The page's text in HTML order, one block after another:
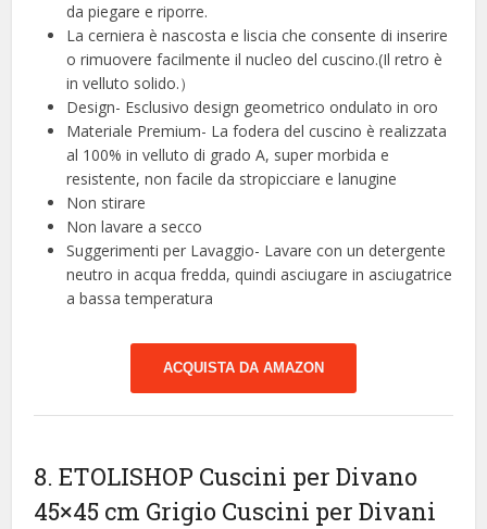
da piegare e riporre.
La cerniera è nascosta e liscia che consente di inserire
o rimuovere facilmente il nucleo del cuscino.(Il retro è
in velluto solido.）
Design- Esclusivo design geometrico ondulato in oro
Materiale Premium- La fodera del cuscino è realizzata
al 100% in velluto di grado A, super morbida e
resistente, non facile da stropicciare e lanugine
Non stirare
Non lavare a secco
Suggerimenti per Lavaggio- Lavare con un detergente
neutro in acqua fredda, quindi asciugare in asciugatrice
a bassa temperatura
ACQUISTA DA AMAZON
8. ETOLISHOP Cuscini per Divano
45×45 cm Grigio Cuscini per Divani